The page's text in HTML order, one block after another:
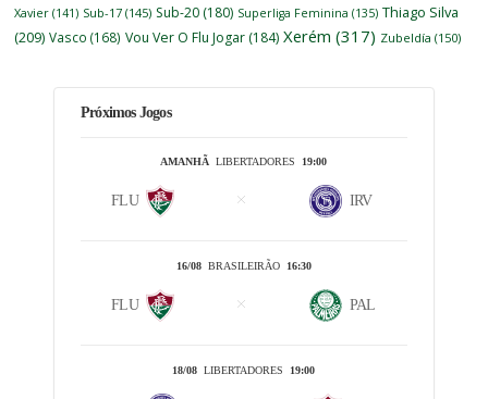
Xavier (141) Sub-17 (145) Sub-20 (180) Superliga Feminina (135) Thiago Silva
(209) Vasco (168) Vou Ver O Flu Jogar (184) Xerém (317) Zubeldía (150)
Próximos Jogos
AMANHÃ LIBERTADORES 19:00
FLU IRV
16/08BRASILEIRÃO 16:30
FLU PAL
18/08 LIBERTADORES 19:00